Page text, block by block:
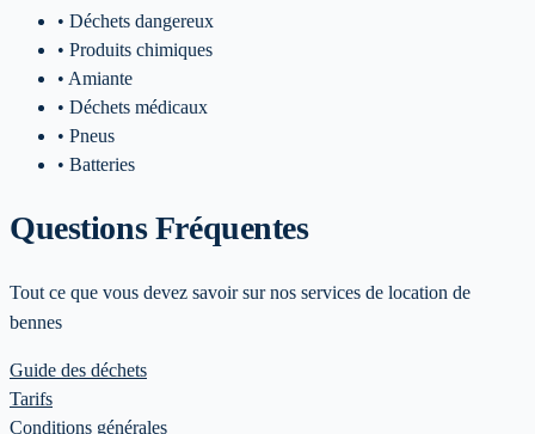
• Déchets dangereux
• Produits chimiques
• Amiante
• Déchets médicaux
• Pneus
• Batteries
Questions Fréquentes
Tout ce que vous devez savoir sur nos services de location de
bennes
Guide des déchets
Tarifs
Conditions générales